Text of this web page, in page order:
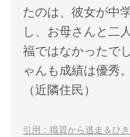
たのは、彼女が中
し、お母さんと二
福ではなかったで
ゃんも成績は優秀
（近隣住民）
引用：職質から逃走＆ひ